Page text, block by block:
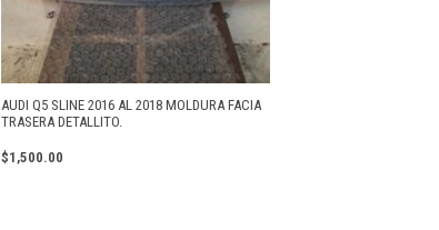
AUDI Q5 SLINE 2016 AL 2018 MOLDURA FACIA
TRASERA DETALLITO.
$1,500.00